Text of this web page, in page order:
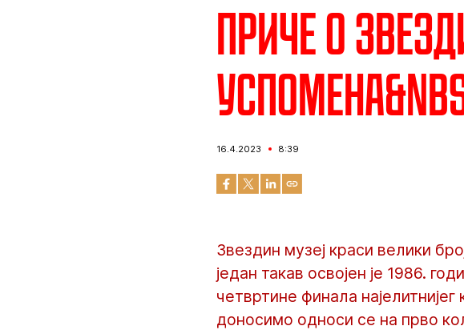
Приче о
16.4.2023 8:39
Звездин музеј краси велики
један такав освојен је 1986.
четвртине финала
доносимо односи се на прво